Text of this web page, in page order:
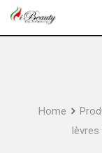
Skip
Home
lèvres